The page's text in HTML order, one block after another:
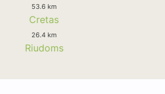
53.6 km
Cretas
26.4 km
Riudoms